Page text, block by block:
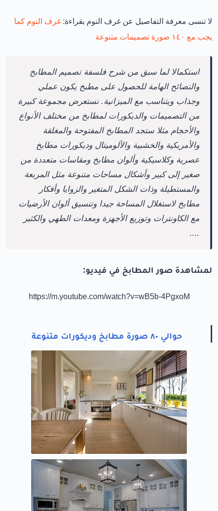
لا تنسى معرفة التفاصيل عن غرف النوم بقراءة: غرف النوم كما
يجب مع ١٤٠ صورة تصميمات متنوعة
استكمالا لما سبق من شرح فلسفة تصميم المطابخ
والنصائح الهامة للحصول على مطبخ يكون عملي
وجذاب ويتناسب مع الميزانية. نستعرض مجموعة كبيرة
من التصميمات والديكورات لمطابخ من مختلف الأنواع
والأحجام مثلا ستجد المطابخ المفتوحة والمغلقة
والأمريكية والخشبية والألوميتال وديكورات مطابخ
عصرية وكلاسيكية وألوان مطابخ ومقاسات متعددة من
صغير إلى كبير وأشكال مساحات متنوعة مثل المربعة
والمستطيلة وذات الشكل المتغير والزوايا وأفكار
مطابخ لاستغلال المساحة جيدا وتنسيق ألوان الأرضيات
مع الكاونترات وتوزيع الأجهزة ومعدات الطهي والكثير
....
لمشاهدة صور المطابخ في فيديو:
https://m.youtube.com/watch?v=wB5b-4PgxoM
حوالي ٨٠ صورة مطابخ وديكورات متنوعة